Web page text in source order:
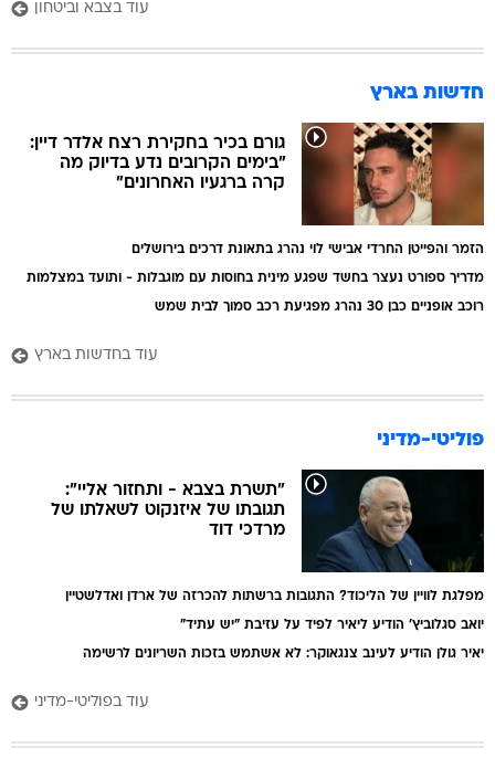
עוד בצבא וביטחון
חדשות בארץ
גורם בכיר בחקירת רצח אלדר דיין:
"בימים הקרובים נדע בדיוק מה
קרה ברגעיו האחרונים"
הזמר והפייטן החרדי אבישי לוי נהרג בתאונת דרכים בירושלים
מדריך ספורט נעצר בחשד שפגע מינית בחוסות עם מוגבלות - ותועד במצלמות
רוכב אופניים כבן 30 נהרג מפגיעת רכב סמוך לבית שמש
עוד בחדשות בארץ
פוליטי-מדיני
"תשרת בצבא - ותחזור אליי":
תגובתו של איזנקוט לשאלתו של
מרדכי דוד
מפלגת לוויין של הליכוד? התגובות ברשתות להכרזה של ארדן ואדלשטיין
יואב סגלוביץ' הודיע ליאיר לפיד על עזיבת "יש עתיד"
יאיר גולן הודיע לעינב צנגאוקר: לא אשתמש בזכות השריונים לרשימה
עוד בפוליטי-מדיני